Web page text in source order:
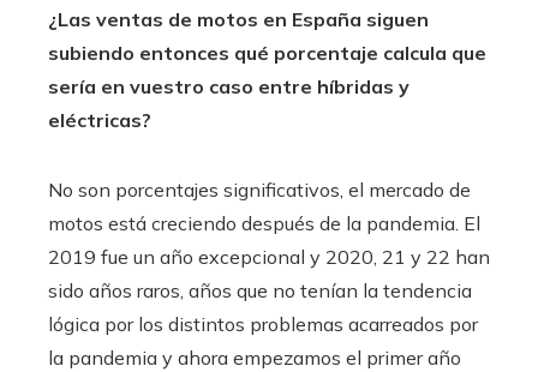
¿Las ventas de motos en España siguen
subiendo entonces qué porcentaje calcula que
sería en vuestro caso entre híbridas y
eléctricas?
No son porcentajes significativos, el mercado de
motos está creciendo después de la pandemia. El
2019 fue un año excepcional y 2020, 21 y 22 han
sido años raros, años que no tenían la tendencia
lógica por los distintos problemas acarreados por
la pandemia y ahora empezamos el primer año